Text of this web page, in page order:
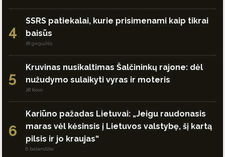
4
SSRS patiekalai, kurie prisimenami kaip tikrai
baisūs
18 gegužės
5
Kruvinas nusikaltimas Šalčininkų rajone: dėl
nužudymo sulaikyti vyras ir moteris
28 kovo
6
Kariūno pažadas Lietuvai: „Jeigu raudonasis
maras vėl kėsinsis į Lietuvos valstybę, šį kartą
pilsis ir jo kraujas“
6 balandžio